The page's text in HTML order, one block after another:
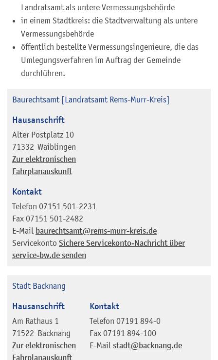
Landratsamt als untere Vermessungsbehörde
in einem Stadtkreis: die Stadtverwaltung als untere
Vermessungsbehörde
öffentlich bestellte Vermessungsingenieure, die das
Umlegungsverfahren im Auftrag der Gemeinde
durchführen.
Baurechtsamt [Landratsamt Rems-Murr-Kreis]
Hausanschrift
Alter Postplatz 10
71332 Waiblingen
Zur elektronischen
Fahrplanauskunft
Kontakt
Telefon 07151 501-2231
Fax 07151 501-2482
E-Mail baurechtsamt@rems-murr-kreis.de
Servicekonto Sichere Servicekonto-Nachricht über
service-bw.de senden
Stadt Backnang
Hausanschrift
Am Rathaus 1
71522 Backnang
Zur elektronischen
Fahrplanauskunft
Kontakt
Telefon 07191 894-0
Fax 07191 894-100
E-Mail stadt@backnang.de